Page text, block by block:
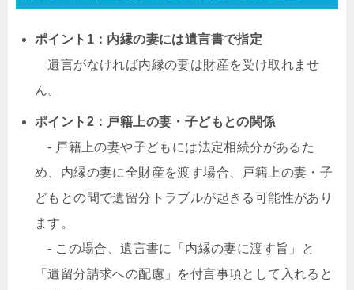
ポイント1：内縁の妻には遺言書で指定
遺言がなければ内縁の妻は財産を受け取れませ
ん。
ポイント2：戸籍上の妻・子どもとの関係
- 戸籍上の妻や子どもには法定相続分があるた
め、内縁の妻に全財産を渡す場合、戸籍上の妻・子
どもとの間で遺留分トラブルが起きる可能性があり
ます。
- この場合、遺言書に「内縁の妻に渡す旨」と
「遺留分請求への配慮」を付言事項として入れると